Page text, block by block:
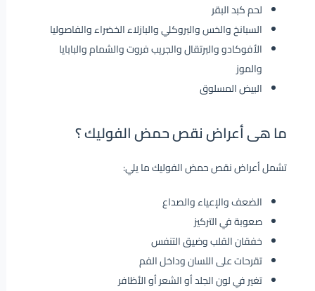
لحم كبد البقر
السبانخ والخس والبروكلي والبازلاء الخضراء والفاصوليا
الأفوكادو والبرتقال والجريب فروت والشمام والبابايا
والموز
البيض المسلوق
ما هى أعراض نقص حمض الفوليك ؟
تشمل أعراض نقص حمض الفوليك ما يلي:
الضعف والإعياء والصداع
صعوبة في التركيز
خفقان القلب وضيق التنفس
تقرحات على اللسان وداخل الفم
تغير في لون الجلد أو الشعر أو الأظافر